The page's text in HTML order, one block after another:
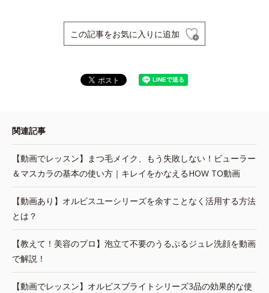
この記事をお気に入りに追加
関連記事
【動画でレッスン】まつ毛メイク、もう失敗しない！ビューラー
＆マスカラの基本の使い方｜キレイをかなえるHOW TO動画
【動画あり】オルビスユーシリーズを余すことなく活用する方法
とは？
【教えて！美容のプロ】泡立て不要のうるぷるジュレ洗顔を動画
で解説！
【動画でレッスン】オルビスブライトシリーズ3品の効果的な使